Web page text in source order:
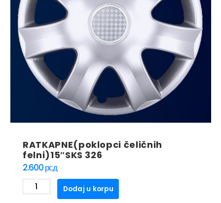
RATKAPNE(poklopci čeličnih
felni)15″SKS 326
2.600рсд
RATKAPNE(poklopci
čeličnih
Dodaj u korpu